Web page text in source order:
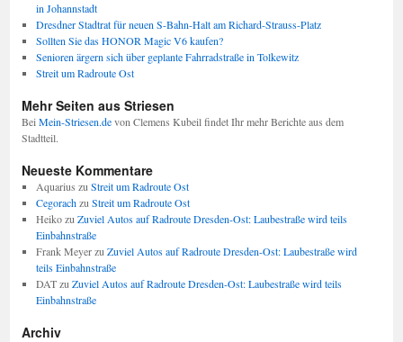
in Johannstadt
Dresdner Stadtrat für neuen S-Bahn-Halt am Richard-Strauss-Platz
Sollten Sie das HONOR Magic V6 kaufen?
Senioren ärgern sich über geplante Fahrradstraße in Tolkewitz
Streit um Radroute Ost
Mehr Seiten aus Striesen
Bei Mein-Striesen.devon Clemens Kubeil findet Ihr mehr Berichte aus dem
Stadtteil.
Neueste Kommentare
Aquarius zu Streit um Radroute Ost
Cegorachzu Streit um Radroute Ost
Heikozu Zuviel Autos auf Radroute Dresden-Ost: Laubestraße wird teils
Einbahnstraße
Frank Meyerzu Zuviel Autos auf Radroute Dresden-Ost: Laubestraße wird
teils Einbahnstraße
DATzu Zuviel Autos auf Radroute Dresden-Ost: Laubestraße wird teils
Einbahnstraße
Archiv